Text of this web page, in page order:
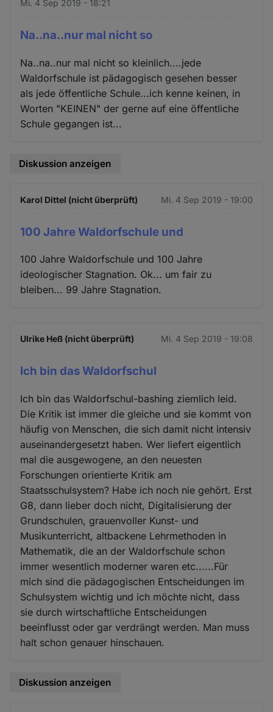
Mi. 4 Sep 2019 - 18:21
Na..na..nur mal nicht so
Na..na..nur mal nicht so kleinlich....jede
Waldorfschule ist pädagogisch gesehen besser
als jede öffentliche Schule...ich kenne keinen, in
Worten "KEINEN" der gerne auf eine öffentliche
Schule gegangen ist...
Diskussion anzeigen
Karol Dittel (nicht überprüft) Mi. 4 Sep 2019 - 19:00
100 Jahre Waldorfschule und
100 Jahre Waldorfschule und 100 Jahre
ideologischer Stagnation. Ok... um fair zu
bleiben... 99 Jahre Stagnation.
Ulrike Heß (nicht überprüft) Mi. 4 Sep 2019 - 19:08
Ich bin das Waldorfschul
Ich bin das Waldorfschul-bashing ziemlich leid.
Die Kritik ist immer die gleiche und sie kommt von
häufig von Menschen, die sich damit nicht intensiv
auseinandergesetzt haben. Wer liefert eigentlich
mal die ausgewogene, an den neuesten
Forschungen orientierte Kritik am
Staatsschulsystem? Habe ich noch nie gehört. Erst
G8, dann lieber doch nicht, Digitalisierung der
Grundschulen, grauenvoller Kunst- und
Musikunterricht, altbackene Lehrmethoden in
Mathematik, die an der Waldorfschule schon
immer wesentlich moderner waren etc......Für
mich sind die pädagogischen Entscheidungen im
Schulsystem wichtig und ich möchte nicht, dass
sie durch wirtschaftliche Entscheidungen
beeinflusst oder gar verdrängt werden. Man muss
halt schon genauer hinschauen.
Diskussion anzeigen